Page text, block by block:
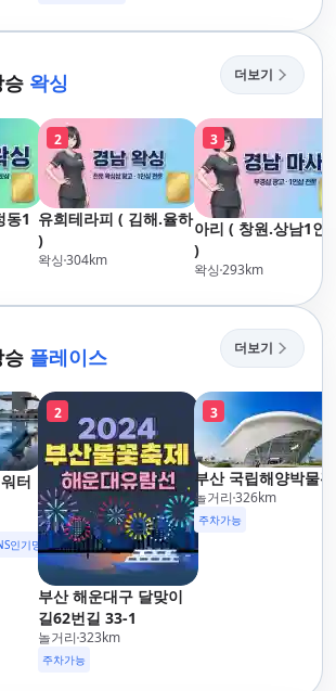
승 왁싱 더보기
동1
2
유희테라피 ( 김해.율하
)
왁싱304km
3
아리 ( 창원.상남1인
)
왁싱293km
승 플레이스 더보기
터
인기명소
2
부산 해운대구 달맞이
길62번길 33-1
놀거리 323km
주차가능
3
부산 국립해양박물관
놀거리 326km
주차가능